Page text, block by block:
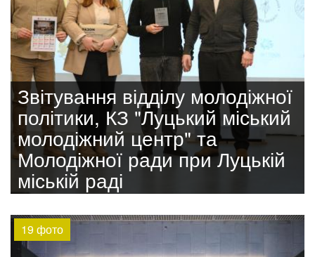
Звітування відділу молодіжної
політики, КЗ "Луцький міський
молодіжний центр" та
Молодіжної ради при Луцькій
міській раді
19 фото